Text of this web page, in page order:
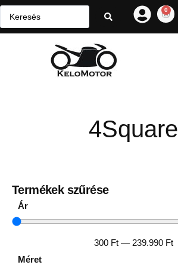
0
4Square
Termékek szűrése
Ár
300 Ft— 239.990 Ft
Méret